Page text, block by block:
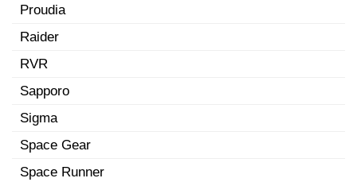
Proudia
Raider
RVR
Sapporo
Sigma
Space Gear
Space Runner